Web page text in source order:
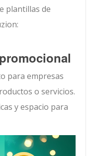
plantillas de
para empresas
o servicios.
y espacio para